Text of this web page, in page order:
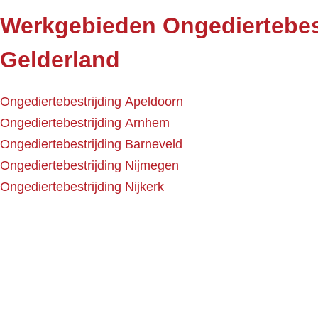
Werkgebieden
Gelderland
Ongediertebestrijding Apeldoorn
Ongediertebestrijding Arnhem
Ongediertebestrijding Barneveld
Ongediertebestrijding Nijmegen
Ongediertebestrijding Nijkerk